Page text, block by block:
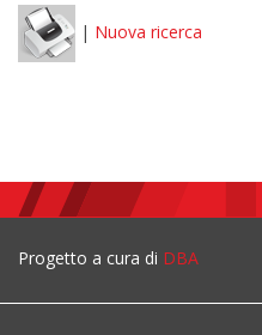
| Nuova ricerca
Progetto a cura di DBA